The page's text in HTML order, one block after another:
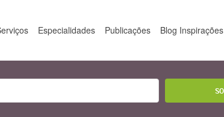
Especialidades Publicações Blog Inspirações